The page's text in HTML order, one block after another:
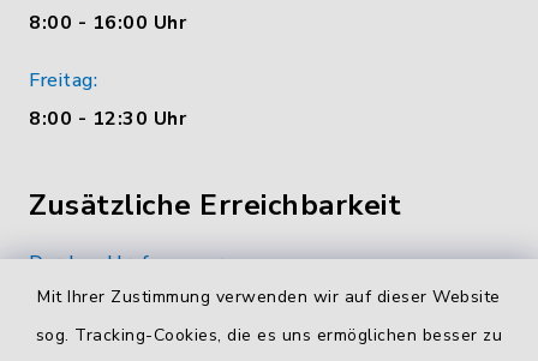
Mit Ihrer Zustimmung verwenden wir auf dieser Website
sog. Tracking-Cookies, die es uns ermöglichen besser zu
8:00 - 16:00 Uhr
Freitag:
8:00 - 12:30 Uhr
Zusätzliche Erreichbarkeit
Durchwahlrufnummern
Die Durchwahlrufnummern unserer Mitarbeiterinnen
und Mitarbeiter finden Siehier.